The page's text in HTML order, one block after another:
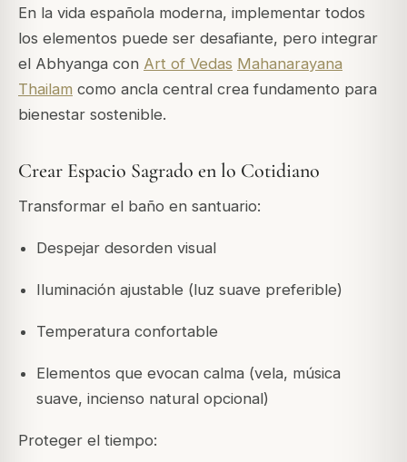
En la vida española moderna, implementar todos
los elementos puede ser desafiante, pero integrar
el Abhyanga con Art of Vedas Mahanarayana
Thailam como ancla central crea fundamento para
bienestar sostenible.
Crear Espacio Sagrado en lo Cotidiano
Transformar el baño en santuario:
Despejar desorden visual
Iluminación ajustable (luz suave preferible)
Temperatura confortable
Elementos que evocan calma (vela, música
suave, incienso natural opcional)
Proteger el tiempo: